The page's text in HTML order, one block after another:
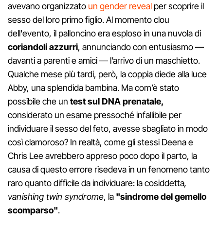
avevano organizzato un gender reveal per scoprire il
sesso del loro primo figlio. Al momento clou
dell'evento, il palloncino era esploso in una nuvola di
coriandoli azzurri, annunciando con entusiasmo —
davanti a parenti e amici — l’arrivo di un maschietto.
Qualche mese più tardi, però, la coppia diede alla luce
Abby, una splendida bambina. Ma com’è stato
possibile che un test sul DNA prenatale,
considerato un esame pressoché infallibile per
individuare il sesso del feto, avesse sbagliato in modo
così clamoroso? In realtà, come gli stessi Deena e
Chris Lee avrebbero appreso poco dopo il parto, la
causa di questo errore risedeva in un fenomeno tanto
raro quanto difficile da individuare: la cosiddetta,
vanishing twin syndrome, la "sindrome del gemello
scomparso".